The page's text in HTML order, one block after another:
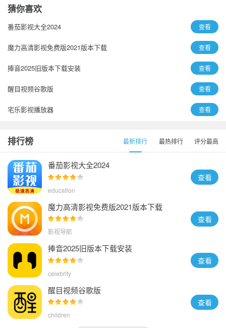
猜你喜欢
番茄影视大全2024 查看
魔力高清影视免费版2021版本下载 查看
捧音2025旧版本下载安装 查看
醒目视频谷歌版 查看
宅乐影视播放器 查看
追剧兔下载安装手机 查看
排行榜 最新排行 最热排行 评分最高
番茄影视大全2024
education
查看
魔力高清影视免费版2021版本下载
影视导航
查看
捧音2025旧版本下载安装
celebrity
查看
醒目视频谷歌版
children
查看